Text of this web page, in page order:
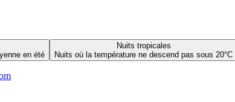
en été
Nuits tropicales
Nuits où la température ne descend pas sous 20°C